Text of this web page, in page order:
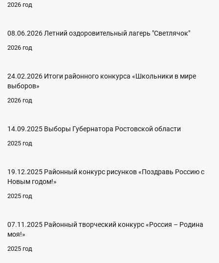
2026 год
08.06.2026 Летний оздоровительный лагерь "Светлячок"
2026 год
24.02.2026 Итоги районного конкурса «Школьники в мире
выборов»
2026 год
14.09.2025 Выборы Губернатора Ростовской области
2025 год
19.12.2025 Районный конкурс рисунков «Поздравь Россию с
Новым годом!»
2025 год
07.11.2025 Районный творческий конкурс «Россия – Родина
моя!»
2025 год